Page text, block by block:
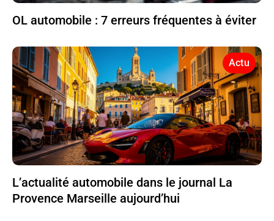
OL automobile : 7 erreurs fréquentes à éviter
Actu
L’actualité automobile dans le journal La
Provence Marseille aujourd’hui